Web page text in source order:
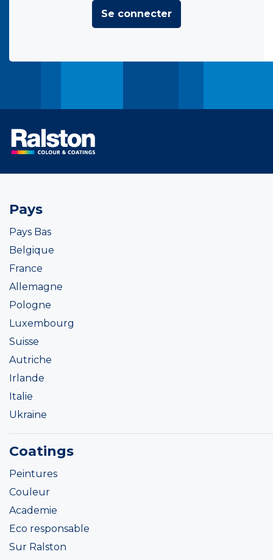
Se connecter
Pays
Pays Bas
Belgique
France
Allemagne
Pologne
Luxembourg
Suisse
Autriche
Irlande
Italie
Ukraine
Coatings
Peintures
Couleur
Academie
Eco responsable
Sur Ralston